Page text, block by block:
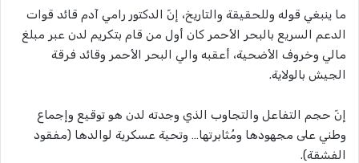
ما ينبغي قوله وللحقيقة والتاريخ، إنّ الدكتور رامي آدم قائد قوات
الدعم السريع بالبحر الأحمر كان أول من قام بتكريم لدن عبر مبلغ
مالي وخروف الأضحية، أعقبه والي البحر الأحمر وقائد فرقة
الجيش بالولاية.
إنّ حجم التفاعل والتجاوب الذي وجدته لدن هو توقيع وإجماع
وطني على مجهودها ومُثابرتها… وتحية عسكرية لوالدها (مفقود
الفشقة).